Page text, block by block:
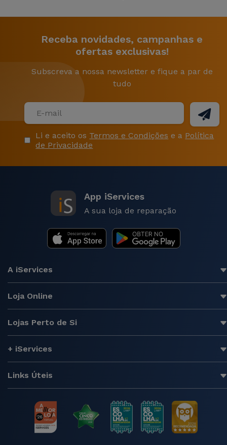
Receba novidades, campanhas e
ofertas exclusivas!
Subscreva a nossa newsletter e fique a par de
tudo
Li e aceito os Termos e Condições e a Política
de Privacidade
App iServices
A sua loja de reparação
A iServices
Loja Online
Lojas Perto de Si
+ iServices
Links Úteis